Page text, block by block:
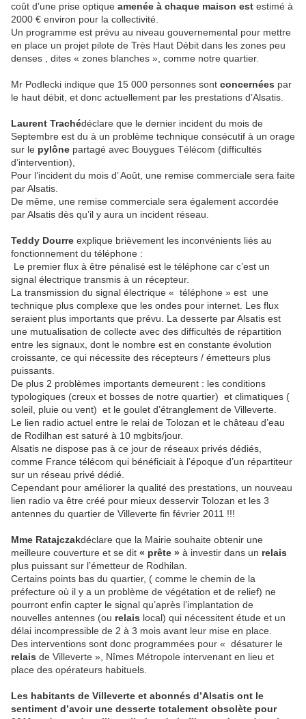
coût d’une prise optique amenée à chaque maison est estimé à
2000 € environ pour la collectivité.
Un programme est prévu au niveau gouvernemental pour mettre
en place un projet pilote de Très Haut Débit dans les zones peu
denses , dites « zones blanches », comme notre quartier.
Mr Podlecki indique que 15 000 personnes sont concernées par
le haut débit, et donc actuellement par les prestations d’Alsatis.
Laurent Trachédéclare que le dernier incident du mois de
Septembre est du à un problème technique consécutif à un orage
sur le pylône partagé avec Bouygues Télécom (difficultés
d’intervention),
Pour l’incident du mois d’ Août, une remise commerciale sera faite
par Alsatis.
De même, une remise commerciale sera également accordée
par Alsatis dès qu’il y aura un incident réseau.
Teddy Dourre explique brièvement les inconvénients liés au
fonctionnement du téléphone :
Le premier flux à être pénalisé est le téléphone car c’est un
signal électrique transmis à un récepteur.
La transmission du signal électrique « téléphone » est une
technique plus complexe que les ondes pour internet. Les flux
seraient plus importants que prévu. La desserte par Alsatis est
une mutualisation de collecte avec des difficultés de répartition
entre les signaux, dont le nombre est en constante évolution
croissante, ce qui nécessite des récepteurs / émetteurs plus
puissants.
De plus 2 problèmes importants demeurent : les conditions
typologiques (creux et bosses de notre quartier) et climatiques (
soleil, pluie ou vent) et le goulet d’étranglement de Villeverte.
Le lien radio actuel entre le relai de Tolozan et le château d’eau
de Rodilhan est saturé à 10 mgbits/jour.
Alsatis ne dispose pas à ce jour de réseaux privés dédiés,
comme France télécom qui bénéficiait à l’époque d’un répartiteur
sur un réseau privé dédié.
Cependant pour améliorer la qualité des prestations, un nouveau
lien radio va être créé pour mieux desservir Tolozan et les 3
antennes du quartier de Villeverte fin février 2011 !!!
Mme Ratajczakdéclare que la Mairie souhaite obtenir une
meilleure couverture et se dit « prête » à investir dans un relais
plus puissant sur l’émetteur de Rodhilan.
Certains points bas du quartier, ( comme le chemin de la
préfecture où il y a un problème de végétation et de relief) ne
pourront enfin capter le signal qu’après l’implantation de
nouvelles antennes (ou relais local) qui nécessitent étude et un
délai incompressible de 2 à 3 mois avant leur mise en place.
Des interventions sont donc programmées pour « désaturer le
relais de Villeverte », Nîmes Métropole intervenant en lieu et
place des opérateurs habituels.
Les habitants de Villeverte et abonnés d’Alsatis ont le
sentiment d’avoir une desserte totalement obsolète pour